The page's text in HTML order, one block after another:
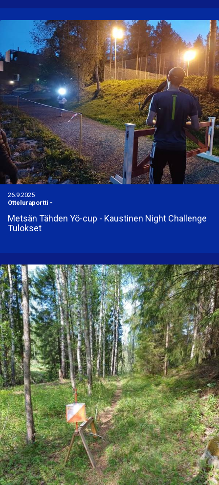
26.9.2025
Otteluraportti -
Metsän Tähden Yö-cup - Kaustinen Night Challenge
Tulokset